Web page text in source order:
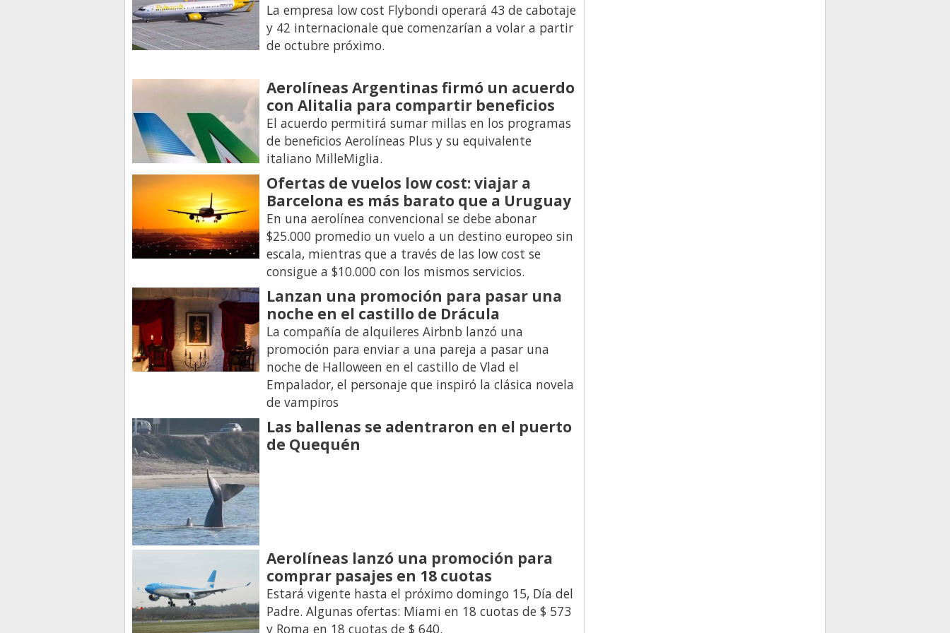
La empresa low cost Flybondi operará 43 de cabotaje
y 42 internacionale que comenzarían a volar a partir
de octubre próximo.
Aerolíneas Argentinas firmó un acuerdo
con Alitalia para compartir beneficios
El acuerdo permitirá sumar millas en los programas
de beneficios Aerolíneas Plus y su equivalente
italiano MilleMiglia.
Ofertas de vuelos low cost: viajar a
Barcelona es más barato que a Uruguay
En una aerolínea convencional se debe abonar
$25.000 promedio un vuelo a un destino europeo sin
escala, mientras que a través de las low cost se
consigue a $10.000 con los mismos servicios.
Lanzan una promoción para pasar una
noche en el castillo de Drácula
La compañía de alquileres Airbnb lanzó una
promoción para enviar a una pareja a pasar una
noche de Halloween en el castillo de Vlad el
Empalador, el personaje que inspiró la clásica novela
de vampiros
Las ballenas se adentraron en el puerto
de Quequén
Aerolíneas lanzó una promoción para
comprar pasajes en 18 cuotas
Estará vigente hasta el próximo domingo 15, Día del
Padre. Algunas ofertas: Miami en 18 cuotas de $ 573
y Roma en 18 cuotas de $ 640.